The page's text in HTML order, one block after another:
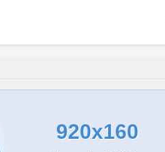
920x160